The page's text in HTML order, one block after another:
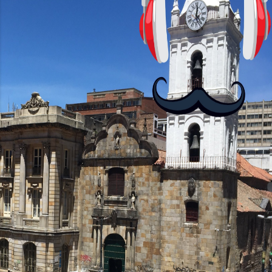
antes nos enseñó francés, ahora nos
convierta en jugadores de ajedrez? Aún
no podrás jugar contra otros humanos
La aplicación Duolingo fue lanzada en
2012 y cuenta con más de 37 millones
de usuarios activos diarios. Desde 2022,
ha empeza...